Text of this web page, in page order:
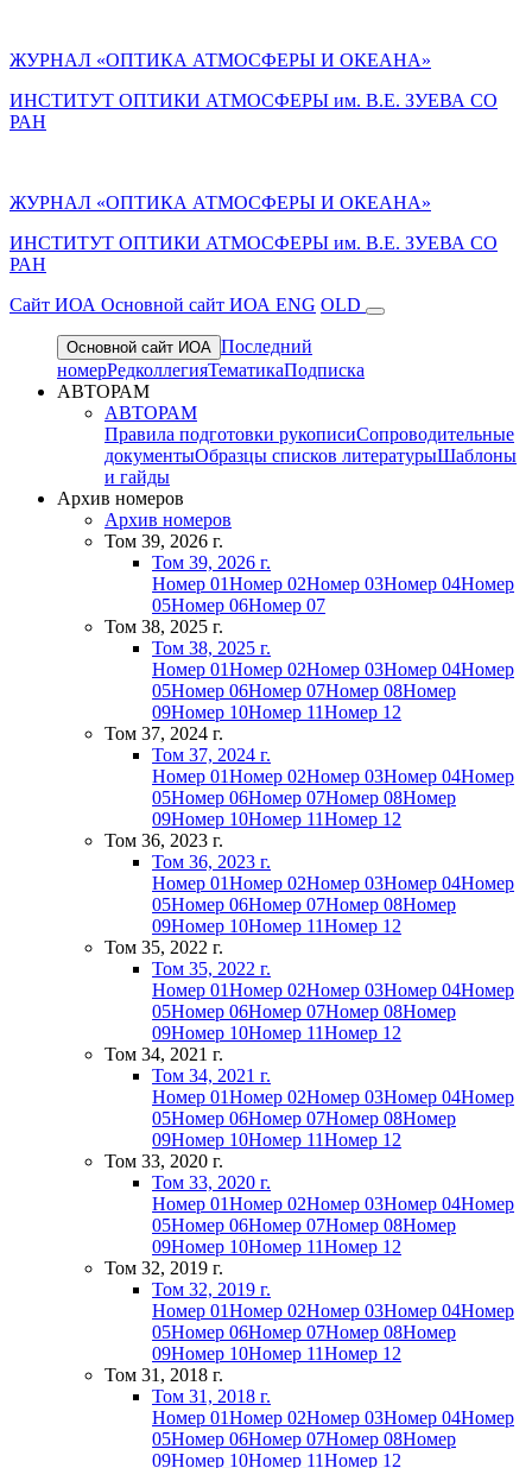
ЖУРНАЛ «ОПТИКА АТМОСФЕРЫ И ОКЕАНА»
ИНСТИТУТ ОПТИКИ АТМОСФЕРЫ им. В.Е. ЗУЕВА СО
РАН
ЖУРНАЛ «ОПТИКА АТМОСФЕРЫ И ОКЕАНА»
ИНСТИТУТ ОПТИКИ АТМОСФЕРЫ им. В.Е. ЗУЕВА СО
РАН
Cайт ИОА Основной сайт ИОА ENG OLD
Основной сайт ИОА Последний
номерРедколлегияТематикаПодписка
АВТОРАМ
АВТОРАМ
Правила подготовки рукописиСопроводительные
документыОбразцы списков литературыШаблоны
и гайды
Архив номеров
Архив номеров
Том 39, 2026 г.
Том 39, 2026 г.
Номер 01Номер 02Номер 03Номер 04Номер
05Номер 06Номер 07
Том 38, 2025 г.
Том 38, 2025 г.
Номер 01Номер 02Номер 03Номер 04Номер
05Номер 06Номер 07Номер 08Номер
09Номер 10Номер 11Номер 12
Том 37, 2024 г.
Том 37, 2024 г.
Номер 01Номер 02Номер 03Номер 04Номер
05Номер 06Номер 07Номер 08Номер
09Номер 10Номер 11Номер 12
Том 36, 2023 г.
Том 36, 2023 г.
Номер 01Номер 02Номер 03Номер 04Номер
05Номер 06Номер 07Номер 08Номер
09Номер 10Номер 11Номер 12
Том 35, 2022 г.
Том 35, 2022 г.
Номер 01Номер 02Номер 03Номер 04Номер
05Номер 06Номер 07Номер 08Номер
09Номер 10Номер 11Номер 12
Том 34, 2021 г.
Том 34, 2021 г.
Номер 01Номер 02Номер 03Номер 04Номер
05Номер 06Номер 07Номер 08Номер
09Номер 10Номер 11Номер 12
Том 33, 2020 г.
Том 33, 2020 г.
Номер 01Номер 02Номер 03Номер 04Номер
05Номер 06Номер 07Номер 08Номер
09Номер 10Номер 11Номер 12
Том 32, 2019 г.
Том 32, 2019 г.
Номер 01Номер 02Номер 03Номер 04Номер
05Номер 06Номер 07Номер 08Номер
09Номер 10Номер 11Номер 12
Том 31, 2018 г.
Том 31, 2018 г.
Номер 01Номер 02Номер 03Номер 04Номер
05Номер 06Номер 07Номер 08Номер
09Номер 10Номер 11Номер 12